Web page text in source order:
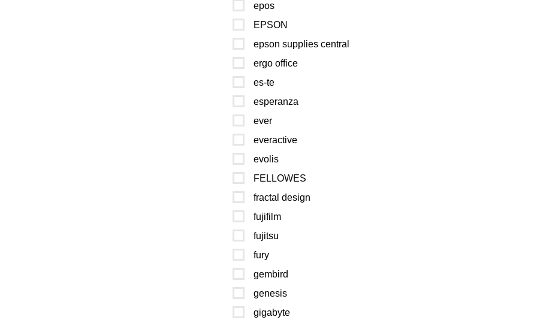
epos
EPSON
epson supplies central
ergo office
es-te
esperanza
ever
everactive
evolis
FELLOWES
fractal design
fujifilm
fujitsu
fury
gembird
genesis
gigabyte